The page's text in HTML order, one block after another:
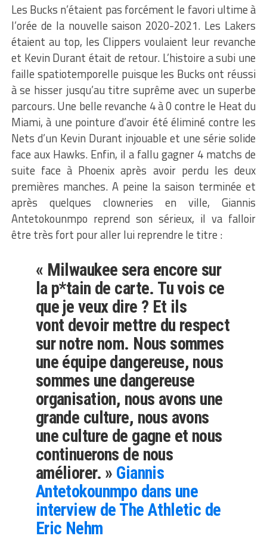
Les Bucks n’étaient pas forcément le favori ultime à
l’orée de la nouvelle saison 2020-2021. Les Lakers
étaient au top, les Clippers voulaient leur revanche
et Kevin Durant était de retour. L’histoire a subi une
faille spatiotemporelle puisque les Bucks ont réussi
à se hisser jusqu’au titre suprême avec un superbe
parcours. Une belle revanche 4 à 0 contre le Heat du
Miami, à une pointure d’avoir été éliminé contre les
Nets d’un Kevin Durant injouable et une série solide
face aux Hawks. Enfin, il a fallu gagner 4 matchs de
suite face à Phoenix après avoir perdu les deux
premières manches. A peine la saison terminée et
après quelques clowneries en ville, Giannis
Antetokounmpo reprend son sérieux, il va falloir
être très fort pour aller lui reprendre le titre :
« Milwaukee sera encore sur
la p*tain de carte. Tu vois ce
que je veux dire ? Et ils
vont devoir mettre du respect
sur notre nom. Nous sommes
une équipe dangereuse, nous
sommes une dangereuse
organisation, nous avons une
grande culture, nous avons
une culture de gagne et nous
continuerons de nous
améliorer. » Giannis
Antetokounmpo dans une
interview de The Athletic de
Eric Nehm